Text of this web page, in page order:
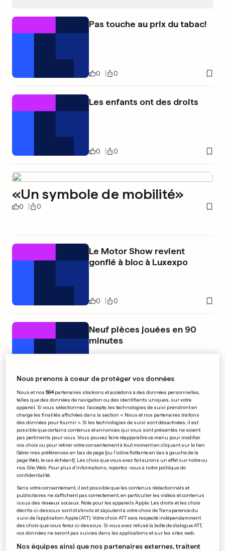
Pas touche au prix du tabac!
0 0
Les enfants ont des droits
0 0
«Un symbole de mobilité»
0 0
Le Motor Show revient
gonflé à bloc à Luxexpo
0 0
Neuf pièces jouées en 90
minutes
0 0
PUBLICITÉ
Nous prenons à coeur de protéger vos données
Nous et nos594partenaires stockons et accédons à des données personnelles,
telles que des données de navigation ou des identifiants uniques, sur votre
appareil. Si vous sélectionnez J'accepte, les technologies de suivi prendront en
charge les finalités affichées dans la section « Nous et nos partenaires traitons
des données pour fournir ». Si les technologies de suivi sont désactivées, il est
possible que certains contenus et annonces qui vous sont présentés ne soient
pas pertinents pour vous. Vous pouvez faire réapparaître ce menu pour modifier
vos choix ou pour retirer votre consentement à tout moment en cliquant sur le lien
Gérer mes préférences en bas de page [ou l'icône flottante en bas à gauche de la
page Web, le cas échéant]. Les choix que vous avez fait aurons un effet sur notre ou
nos Site Web. Pour plus d’informations, reportez-vous à notre politique de
confidentialité.
Sans votre consentement, il est possible que les contenus rédactionnels et
publicitaires ne s'affichent pas correctement, en particulier les vidéos et contenus
issus des réseaux sociaux. Note pour les appareils Apple: Les droits et les choix
décrits ci-dessous sont distincts et s'ajoutent à votre choix de Transparence du
suivi de l'application Apple (ATT). Votre choix ATT sera respecté indépendamment
des choix que vous ferez ci-dessous. Si vous avez refusé la boîte de dialogue ATT,
vos données ne seront pas suivies dans les applications et sur les sites web.
Nos équipes ainsi que nos partenaires externes, traitent